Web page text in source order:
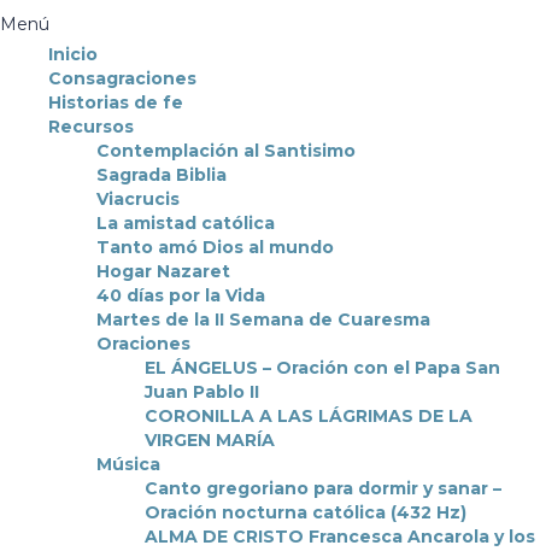
Inicio
Consagraciones
Historias de fe
Recursos
Contemplación al Santisimo
Sagrada Biblia
Viacrucis
La amistad católica
Tanto amó Dios al mundo
Hogar Nazaret
40 días por la Vida
Martes de la II Semana de Cuaresma
Oraciones
EL ÁNGELUS – Oración con el Papa San
Juan Pablo II
CORONILLA A LAS LÁGRIMAS DE LA
VIRGEN MARÍA
Música
Canto gregoriano para dormir y sanar –
Oración nocturna católica (432 Hz)
ALMA DE CRISTO Francesca Ancarola y los